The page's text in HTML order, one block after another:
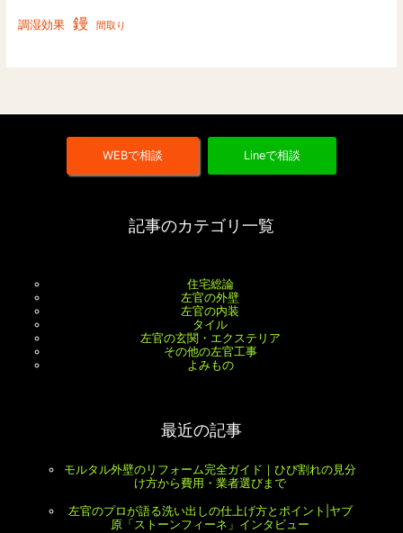
調湿効果 鏝 間取り
WEBで相談 Lineで相談
記事のカテゴリ一覧
住宅総論
左官の外壁
左官の内装
タイル
左官の玄関・エクステリア
その他の左官工事
よみもの
最近の記事
モルタル外壁のリフォーム完全ガイド｜ひび割れの見分
け方から費用・業者選びまで
左官のプロが語る洗い出しの仕上げ方とポイント|ヤブ
原「ストーンフィーネ」インタビュー